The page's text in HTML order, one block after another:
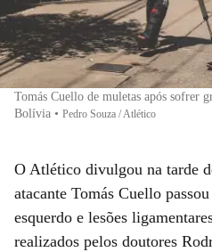
Tomás Cuello de muletas após sofrer
Bolívia • Pedro Souza / Atlético
O Atlético divulgou na tarde
atacante Tomás Cuello
esquerdo e lesões
realizados pelos doutores